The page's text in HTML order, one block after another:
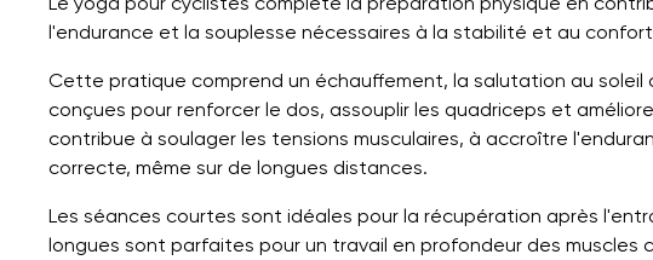
l'endurance et la souplesse nécessaires à la stabilité et au confort
Cette pratique comprend un échauffement, la salutation au
conçues pour renforcer le dos, assouplir les quadriceps et
contribue à soulager les tensions musculaires, à accroître
correcte, même sur de longues distances.
Les séances courtes sont idéales pour la récupération après
longues sont parfaites pour un travail en profondeur des muscles